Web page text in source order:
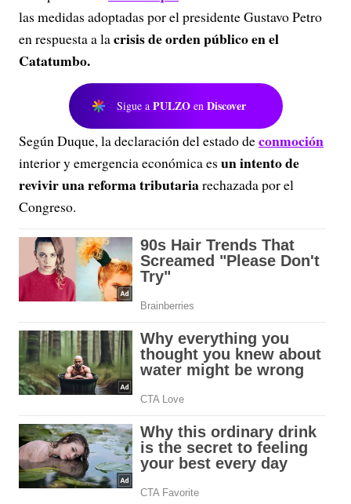
las medidas adoptadas por el presidente Gustavo Petro
en respuesta a lacrisis de orden público en el
Catatumbo.
Sigue a PULZO en Discover
Según Duque, la declaración del estado deconmoción
interior y emergencia económica es un intento de
revivir una reforma tributariarechazada por el
Congreso.